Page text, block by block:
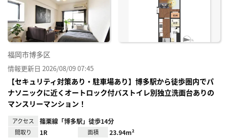
福岡市博多区
情報更新日 2026/08/09 07:45
【セキュリティ対策あり・駐車場あり】博多駅から徒歩圏内でパ
ナソニックに近くオートロック付バストイレ別独立洗面台ありの
マンスリーマンション！
アクセス 篠栗線「博多駅」徒歩14分
間取り 1R 面積 23.94m²